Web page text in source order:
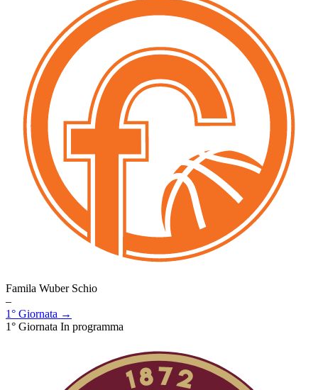
Famila Wuber Schio
–
1° Giornata →
1° Giornata In programma